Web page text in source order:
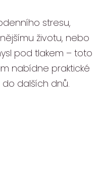
stresu,
životu, nebo
pod tlakem – toto
nabídne praktické
dalších dnů.